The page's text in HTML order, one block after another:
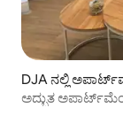
DJA ನಲ್ಲಿ
ಅದ್ಭುತ